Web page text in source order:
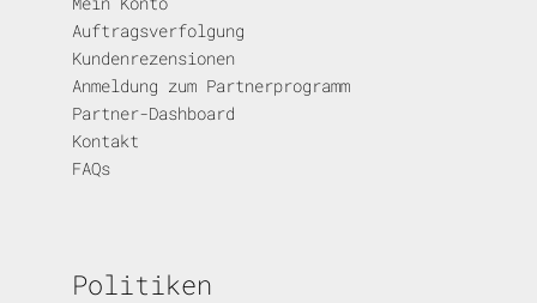
Auftragsverfolgung
Kundenrezensionen
Anmeldung zum Partnerprogramm
Partner-Dashboard
Kontakt
FAQs
Politiken